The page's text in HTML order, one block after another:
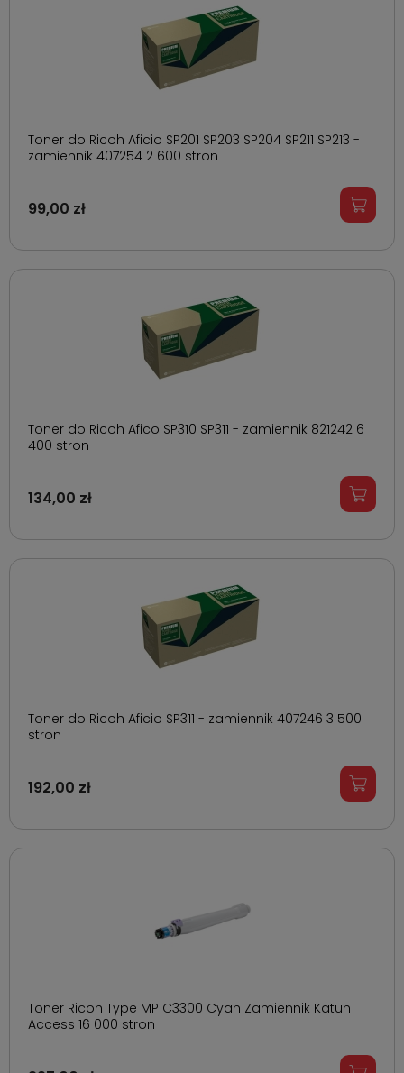
Toner do Ricoh Aficio SP201 SP203 SP204 SP211 SP213 -
zamiennik 407254 2 600 stron
99,00 zł
Toner do Ricoh Afico SP310 SP311 - zamiennik 821242 6
400 stron
134,00 zł
Toner do Ricoh Aficio SP311 - zamiennik 407246 3 500
stron
192,00 zł
Toner Ricoh Type MP C3300 Cyan Zamiennik Katun
Access 16 000 stron